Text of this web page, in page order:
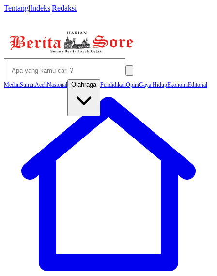
Tentang|Indeks|Redaksi
MedanSumutAcehNasional Olahraga PendidikanOpiniGaya HidupEkonomiEditorial